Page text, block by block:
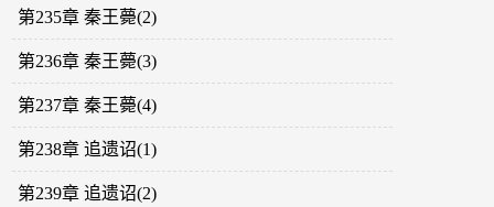
第235章 秦王薨(2)
第236章 秦王薨(3)
第237章 秦王薨(4)
第238章 追遗诏(1)
第239章 追遗诏(2)